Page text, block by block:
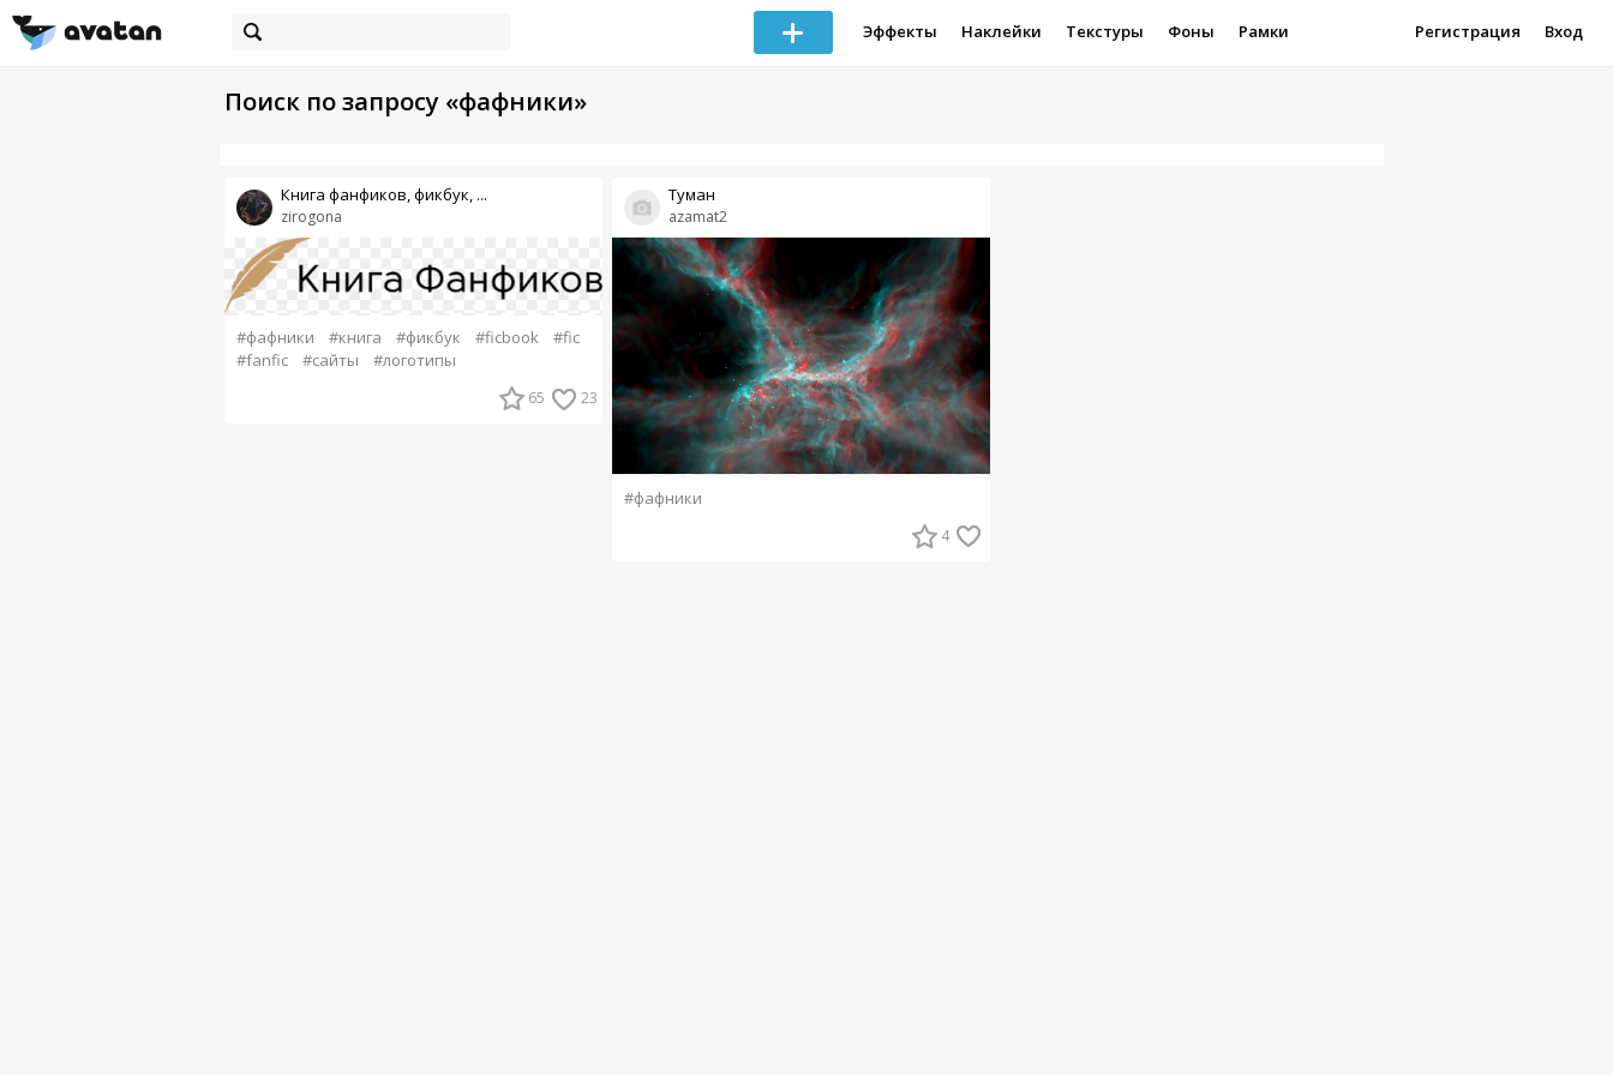
Эффекты Наклейки Текстуры Фоны Рамки Регистрация Вход
Поиск по запросу «фафники»
zirogona
Книга фанфиков, фикбук, ...
#фафники #книга #фикбук #ficbook
#fic
#fanfic
#сайты #логотипы
65 23
azamat2
Туман
#фафники
4